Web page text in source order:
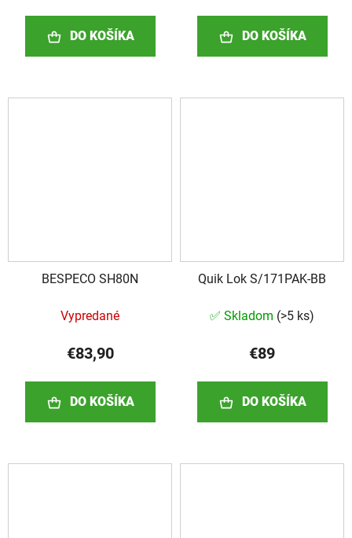
DO KOŠÍKA DO KOŠÍKA
BESPECO SH80N
Vypredané
€83,90
DO KOŠÍKA
Quik Lok S/171PAK-BB
✅ Skladom (>5 ks)
€89
DO KOŠÍKA